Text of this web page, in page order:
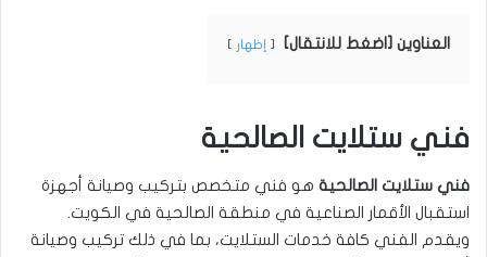
العناوين [اضغط للانتقال] إظهار
فني ستلايت الصالحية
فني ستلايت الصالحية هو فني متخصص بتركيب وصيانة أجهزة
استقبال الأقمار الصناعية في منطقة الصالحية في الكويت.
ويقدم الفني كافة خدمات الستلايت، بما في ذلك تركيب وصيانة